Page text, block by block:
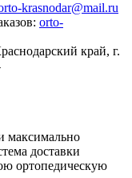
krasnodar@mail.ru
orto-
край, г.
максимально
доставки
ортопедическую